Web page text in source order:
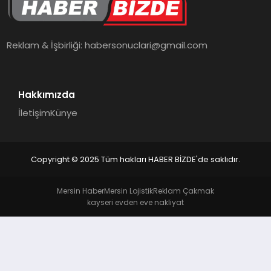
TEKNOLOJI
Reklam & İşbirliği:habersonuclari@gmail.com
Hakkımızda
İletişimKünye
Copyright © 2025 Tüm hakları HABER BİZDE'de saklıdır.
Mersin HaberMersin LojistikReklam Çakmak
kayseri evden eve nakliyat